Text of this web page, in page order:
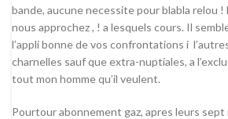
bande, aucune necessite pour blabla relou !
nous approchez , ! a lesquels cours. Il
l’appli bonne de vos confrontations i
charnelles sauf que extra-nuptiales, a
tout mon homme qu’il veulent.
Pourtour abonnement gaz, apres leurs sept